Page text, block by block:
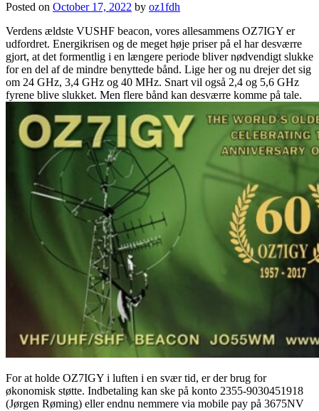
Posted on October 17, 2022 by oz1fdh
Verdens ældste VUSHF beacon, vores allesammens OZ7IGY er
udfordret. Energikrisen og de meget høje priser på el har desværre
gjort, at det formentlig i en længere periode bliver nødvendigt slukke
for en del af de mindre benyttede bånd. Lige her og nu drejer det sig
om 24 GHz, 3,4 GHz og 40 MHz. Snart vil også 2,4 og 5,6 GHz
fyrene blive slukket. Men flere bånd kan desværre komme på tale.
For at holde OZ7IGY i luften i en svær tid, er der brug for
økonomisk støtte. Indbetaling kan ske på konto 2355-9030451918
(Jørgen Røming) eller endnu nemmere via mobile pay på 3675NV